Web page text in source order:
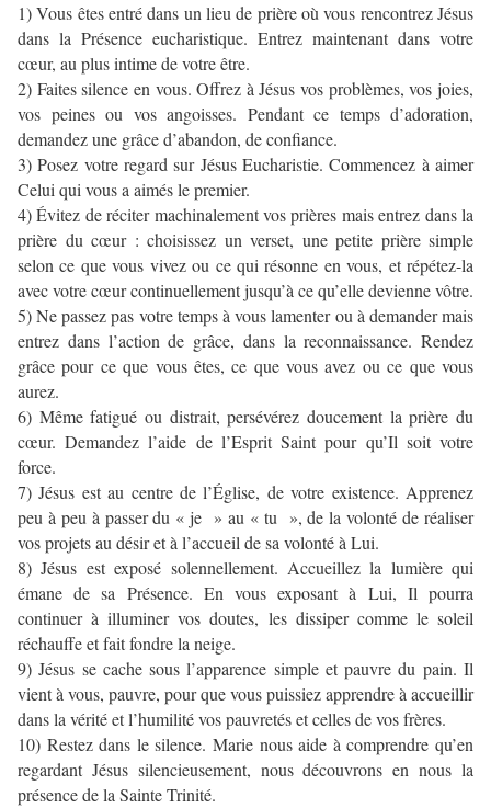
1) Vous êtes entré dans un lieu de prière où vous rencontrez Jésus
dans la Présence eucharistique. Entrez maintenant dans votre
cœur, au plus intime de votre être.
2) Faites silence en vous. Offrez à Jésus vos problèmes, vos joies,
vos peines ou vos angoisses. Pendant ce temps d’adoration,
demandez une grâce d’abandon, de confiance.
3) Posez votre regard sur Jésus Eucharistie. Commencez à aimer
Celui qui vous a aimés le premier.
4) Évitez de réciter machinalement vos prières mais entrez dans la
prière du cœur : choisissez un verset, une petite prière simple
selon ce que vous vivez ou ce qui résonne en vous, et répétez-la
avec votre cœur continuellement jusqu’à ce qu’elle devienne vôtre.
5) Ne passez pas votre temps à vous lamenter ou à demander mais
entrez dans l’action de grâce, dans la reconnaissance. Rendez
grâce pour ce que vous êtes, ce que vous avez ou ce que vous
aurez.
6) Même fatigué ou distrait, persévérez doucement la prière du
cœur. Demandez l’aide de l’Esprit Saint pour qu’Il soit votre
force.
7) Jésus est au centre de l’Église, de votre existence. Apprenez
peu à peu à passer du « je » au « tu », de la volonté de réaliser
vos projets au désir et à l’accueil de sa volonté à Lui.
8) Jésus est exposé solennellement. Accueillez la lumière qui
émane de sa Présence. En vous exposant à Lui, Il pourra
continuer à illuminer vos doutes, les dissiper comme le soleil
réchauffe et fait fondre la neige.
9) Jésus se cache sous l’apparence simple et pauvre du pain. Il
vient à vous, pauvre, pour que vous puissiez apprendre à accueillir
dans la vérité et l’humilité vos pauvretés et celles de vos frères.
10) Restez dans le silence. Marie nous aide à comprendre qu’en
regardant Jésus silencieusement, nous découvrons en nous la
présence de la Sainte Trinité.